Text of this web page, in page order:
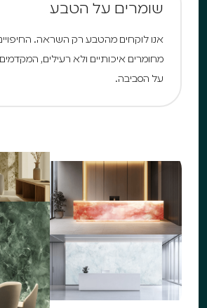
שומרים על הטבע
אנו לוקחים מהטבע רק השראה.
מחומרים איכותיים ולא רעילים, המקדמים
על הסביבה.